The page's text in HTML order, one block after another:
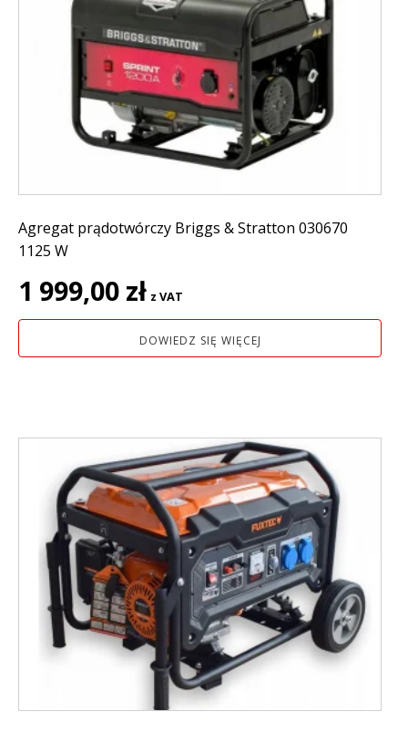
Agregat prądotwórczy Briggs & Stratton 030670
1125 W
1 999,00 zł z VAT
DOWIEDZ SIĘ WIĘCEJ